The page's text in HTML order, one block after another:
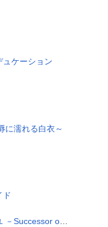
ケーション
に濡れる白衣～
ド
さ行/し/白銀のソレイユ －Successor of Wyrd《運命の継承者》－